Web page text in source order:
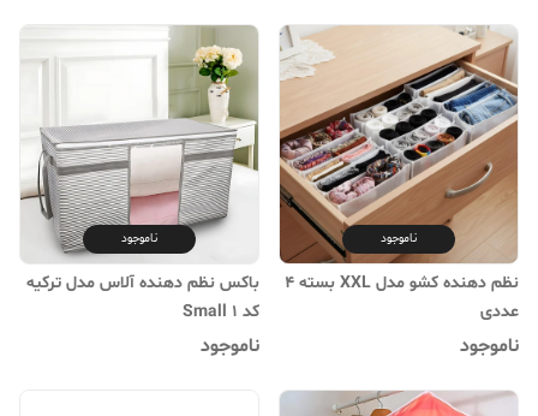
ناموجود
نظم دهنده کشو مدل XXL بسته 4
عددی
ناموجود
ناموجود
باکس نظم دهنده آلاس مدل ترکیه
کد Small 1
ناموجود